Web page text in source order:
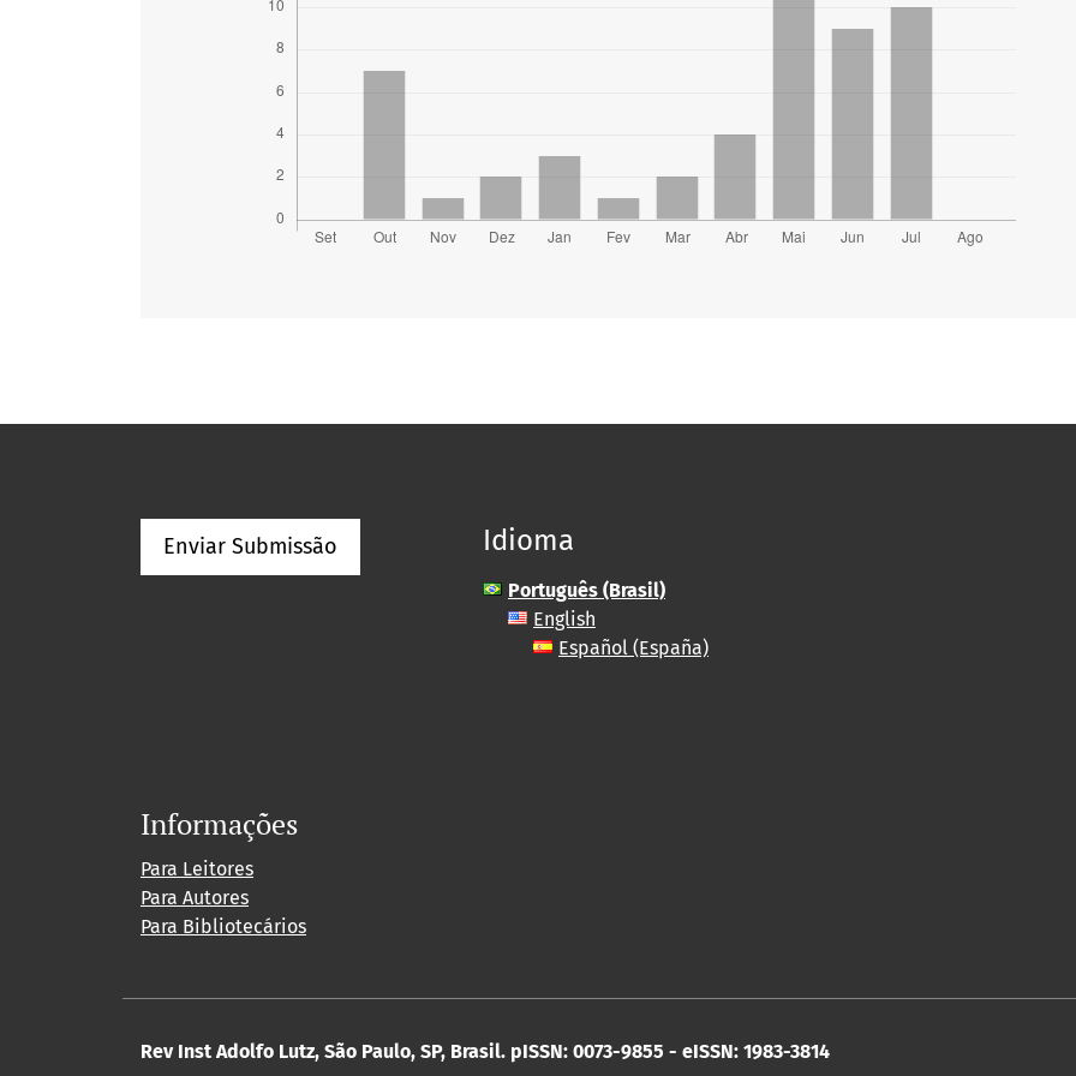
Enviar Submissão Idioma
Português (Brasil)
English
Español (España)
Informações
Para Leitores
Para Autores
Para Bibliotecários
Rev Inst Adolfo Lutz, São Paulo, SP, Brasil. pISSN: 0073-9855 - eISSN: 1983-3814